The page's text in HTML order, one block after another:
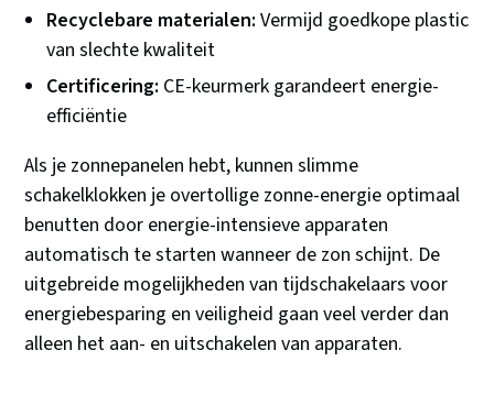
Recyclebare materialen: Vermijd goedkope plastic
van slechte kwaliteit
Certificering: CE-keurmerk garandeert energie-
efficiëntie
Als je zonnepanelen hebt, kunnen slimme
schakelklokken je overtollige zonne-energie optimaal
benutten door energie-intensieve apparaten
automatisch te starten wanneer de zon schijnt. De
uitgebreide mogelijkheden van tijdschakelaars voor
energiebesparing en veiligheid gaan veel verder dan
alleen het aan- en uitschakelen van apparaten.